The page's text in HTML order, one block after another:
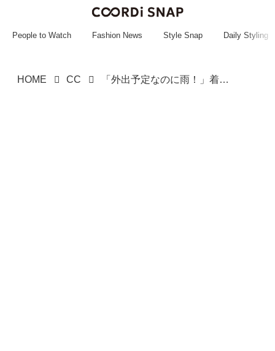
~~~~~~~~~~~
People to Watch Fashion News Style Snap Daily Styling
HOME CC 「外出予定なのに雨！」着る服どうする？→【ワークマンの撥水トップス】が即戦力！